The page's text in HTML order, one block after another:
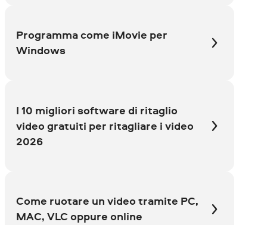
Programma come iMovie per
Windows
I 10 migliori software di ritaglio
video gratuiti per ritagliare i video
2026
Come ruotare un video tramite PC,
MAC, VLC oppure online